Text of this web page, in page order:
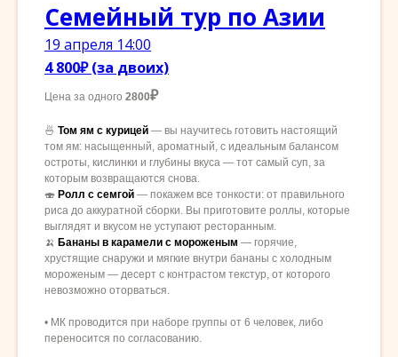
Семейный тур по Азии
19 апреля 14:00
4 800₽ (за двоих)
Цена за одного 2800₽
🍜 Том ям с курицей — вы научитесь готовить настоящий
том ям: насыщенный, ароматный, с идеальным балансом
остроты, кислинки и глубины вкуса — тот самый суп, за
которым возвращаются снова.
🍣 Ролл с семгой — покажем все тонкости: от правильного
риса до аккуратной сборки. Вы приготовите роллы, которые
выглядят и вкусом не уступают ресторанным.
🍌 Бананы в карамели с мороженым — горячие,
хрустящие снаружи и мягкие внутри бананы с холодным
мороженым — десерт с контрастом текстур, от которого
невозможно оторваться.
• МК проводится при наборе группы от 6 человек, либо
переносится по согласованию.